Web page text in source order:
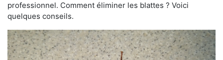
professionnel. Comment éliminer les blattes ? Voici
quelques conseils.